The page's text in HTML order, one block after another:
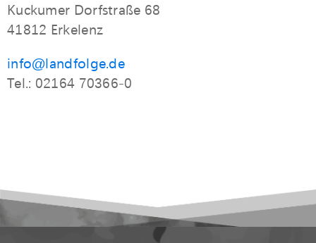
Kuckumer Dorfstraße 68
41812 Erkelenz
info@landfolge.de
Tel.: 02164 70366-0